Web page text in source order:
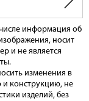
информация об
носит
и не является
изменения в
и конструкцию, не
изделий, без